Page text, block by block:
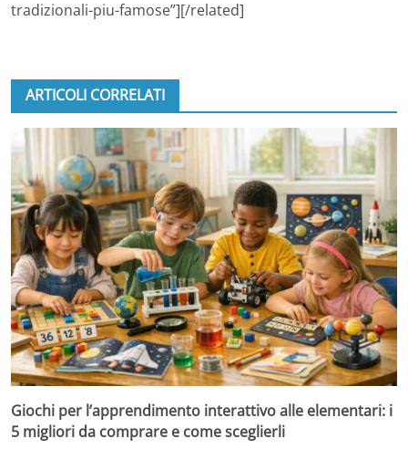
tradizionali-piu-famose”][/related]
ARTICOLI CORRELATI
Giochi per l’apprendimento interattivo alle elementari: i
5 migliori da comprare e come sceglierli